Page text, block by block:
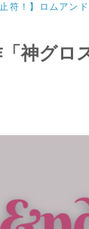
符！】ロムアン
神グロ